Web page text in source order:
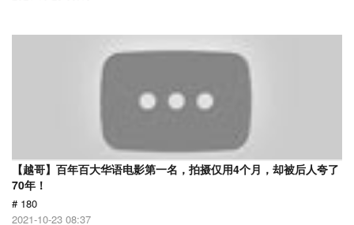
【越哥】百年百大华语电影第一名，拍摄仅用4个月，却被后人夸了
70年！
# 180
2021-10-23 08:37